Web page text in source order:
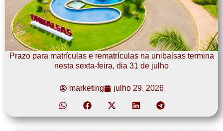
Prazo para matrículas e rematrículas na unibalsas termina
nesta sexta-feira, dia 31 de julho
marketing julho 29, 2026